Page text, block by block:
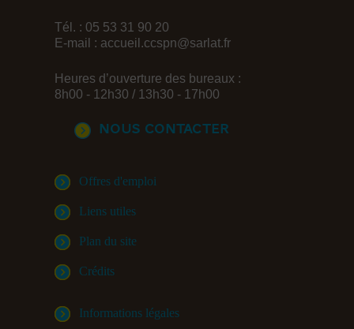
Tél. : 05 53 31 90 20
E-mail : accueil.ccspn@sarlat.fr
Heures d’ouverture des bureaux :
8h00 - 12h30 / 13h30 - 17h00
Nous contacter
Offres d'emploi
Liens utiles
Plan du site
Crédits
Informations légales